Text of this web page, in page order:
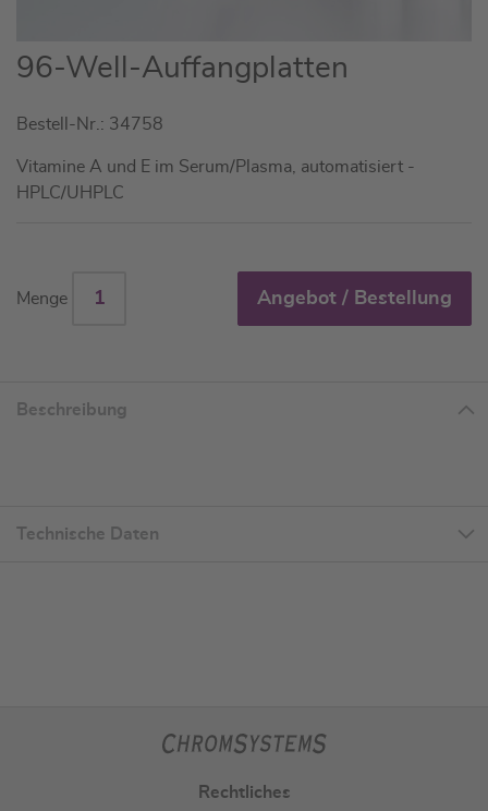
Zum
Anfang
Bildgalerie
springen
96-Well-Auffangplatten
Bestell-Nr.: 34758
Vitamine A und E im Serum/Plasma, automatisiert -
HPLC/UHPLC
Menge Angebot / Bestellung
Beschreibung
Technische Daten
Rechtliches